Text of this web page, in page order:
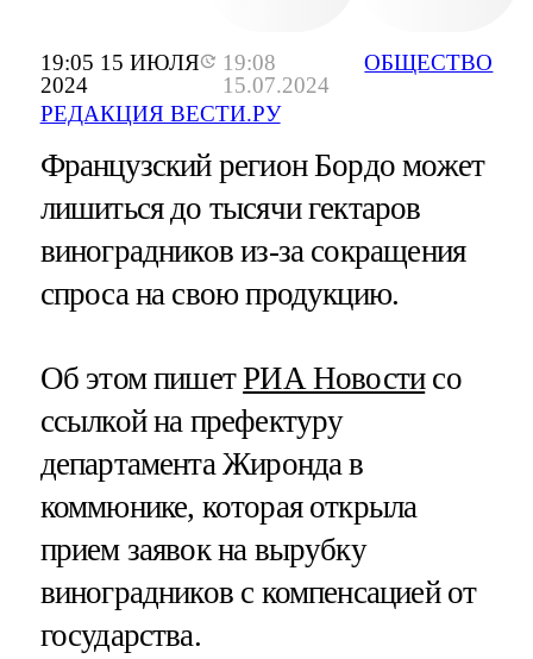
19:05 15 ИЮЛЯ
2024
19:08
15.07.2024
РЕДАКЦИЯ ВЕСТИ.РУ
ОБЩЕСТВО
Французский регион Бордо может
лишиться до тысячи гектаров
виноградников из-за сокращения
спроса на свою продукцию.
Об этом пишетРИА Новостисо
ссылкой на префектуру
департамента Жиронда в
коммюнике, которая открыла
прием заявок на вырубку
виноградников с компенсацией от
государства.